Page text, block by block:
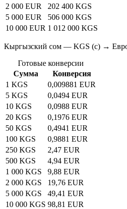
2 000 EUR
202 400 KGS
5 000 EUR
506 000 KGS
10 000 EUR 1 012 000 KGS
Кыргызский сом — KGS (с) →
Готовые конверсии
Сумма
Конверсия
1 KGS
0,009881 EUR
5 KGS
0,0494 EUR
10 KGS
0,0988 EUR
20 KGS
0,1976 EUR
50 KGS
0,4941 EUR
100 KGS
0,9881 EUR
250 KGS
2,47 EUR
500 KGS
4,94 EUR
1 000 KGS
9,88 EUR
2 000 KGS
19,76 EUR
5 000 KGS
49,41 EUR
10 000 KGS 98,81 EUR